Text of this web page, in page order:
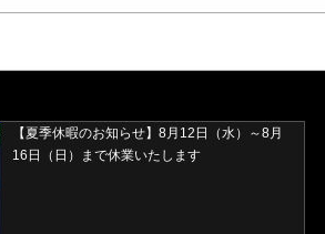
【2026年8月29日(土)・30日(日)開催】ORBEA
試乗会＆バレイワークス買取イベント開催